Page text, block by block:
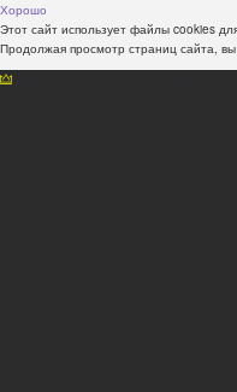
Хорошо
Этот сайт использует файлы cookies
Продолжая просмотр страниц сайта,